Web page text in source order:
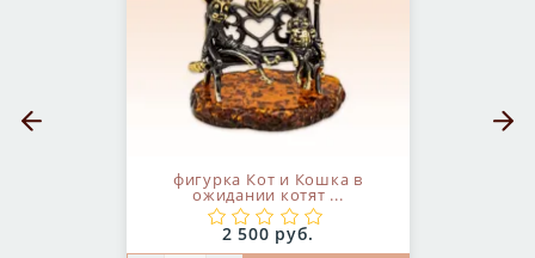
фигурка Кот и Кошка в
ожидании котят ...
Цена:
2 500 руб.
Предыдущий слайд